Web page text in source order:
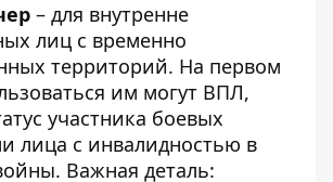
– для внутренне
лиц с временно
территорий. На первом
им могут ВПЛ,
участника боевых
лица с инвалидностью в
Важная деталь: